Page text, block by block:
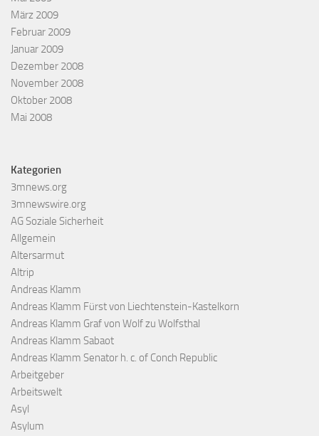
März 2009
Februar 2009
Januar 2009
Dezember 2008
November 2008
Oktober 2008
Mai 2008
Kategorien
3mnews.org
3mnewswire.org
AG Soziale Sicherheit
Allgemein
Altersarmut
Altrip
Andreas Klamm
Andreas Klamm Fürst von Liechtenstein-Kastelkorn
Andreas Klamm Graf von Wolf zu Wolfsthal
Andreas Klamm Sabaot
Andreas Klamm Senator h. c. of Conch Republic
Arbeitgeber
Arbeitswelt
Asyl
Asylum